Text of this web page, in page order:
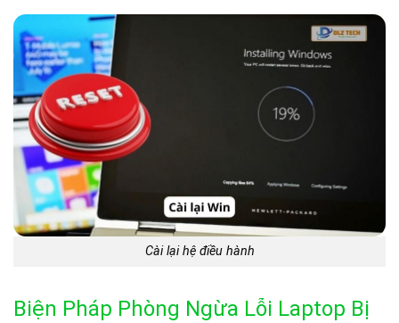
Cài lại hệ điều hành
Biện Pháp Phòng Ngừa Lỗi Laptop Bị